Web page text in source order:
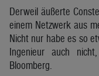
Derweil äußerte
einem Netzwerk aus
Nicht nur habe es so
Ingenieur auch
Bloomberg.